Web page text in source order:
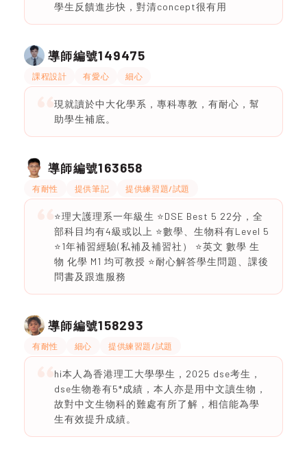
學生反饋進步快，對清concept很有用
導師編號149475
課程設計 有愛心 細心
現就讀於中大化學系，專科專教，有耐心，幫
助學生補底。
導師編號163658
有耐性 提供筆記 提供練習題/試題
⭐️理大護理系一年級生 ⭐️DSE Best 5 22分，全
部科目均有4級或以上 ⭐️數學、生物科有Level 5
⭐️1年補習經驗(私補及補習社） ⭐️英文 數學 生
物 化學 M1 均可教授 ⭐️耐心解答學生問題、課後
問書及跟進服務
導師編號158293
有耐性 細心 提供練習題/試題
hi本人為香港理工大學學生，2025 dse考生，
dse生物卷有5*成績，本人亦是用中文讀生物，
故對中文生物科的難處有所了解，相信能為學
生有效提升成績。